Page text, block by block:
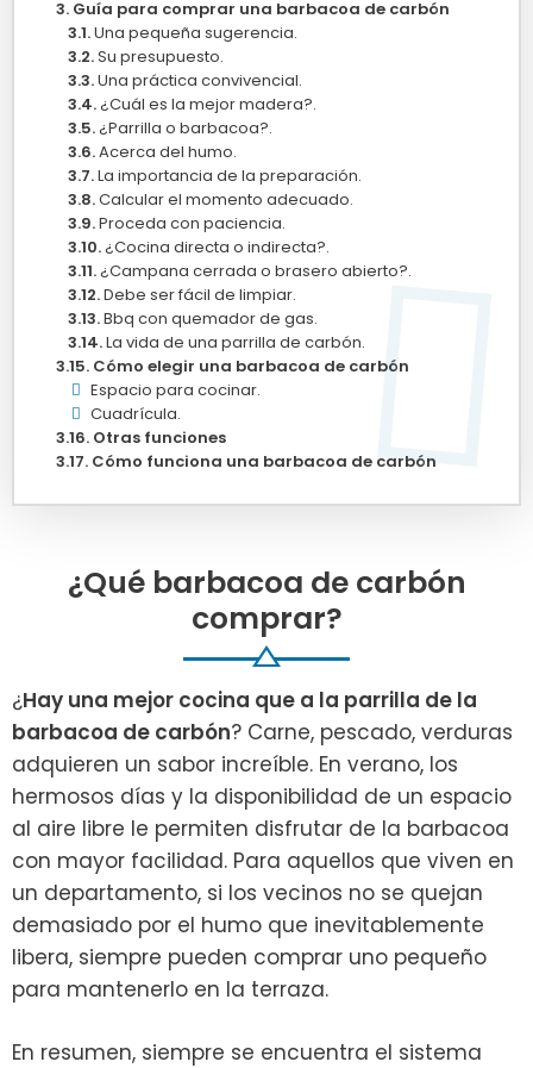
Guía para comprar una barbacoa de carbón
Una pequeña sugerencia.
Su presupuesto.
Una práctica convivencial.
¿Cuál es la mejor madera?.
¿Parrilla o barbacoa?.
Acerca del humo.
La importancia de la preparación.
Calcular el momento adecuado.
Proceda con paciencia.
¿Cocina directa o indirecta?.
¿Campana cerrada o brasero abierto?.
Debe ser fácil de limpiar.
Bbq con quemador de gas.
La vida de una parrilla de carbón.
Cómo elegir una barbacoa de carbón
Espacio para cocinar.
Cuadrícula.
Otras funciones
Cómo funciona una barbacoa de carbón
¿Qué barbacoa de carbón
comprar?
¿Hay una mejor cocina que a la parrilla de la
barbacoa de carbón? Carne, pescado, verduras
adquieren un sabor increíble. En verano, los
hermosos días y la disponibilidad de un espacio
al aire libre le permiten disfrutar de la barbacoa
con mayor facilidad. Para aquellos que viven en
un departamento, si los vecinos no se quejan
demasiado por el humo que inevitablemente
libera, siempre pueden comprar uno pequeño
para mantenerlo en la terraza.
En resumen, siempre se encuentra el sistema